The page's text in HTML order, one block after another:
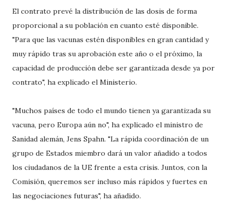
El contrato prevé la distribución de las dosis de forma
proporcional a su población en cuanto esté disponible.
"Para que las vacunas estén disponibles en gran cantidad y
muy rápido tras su aprobación este año o el próximo, la
capacidad de producción debe ser garantizada desde ya por
contrato", ha explicado el Ministerio.
"Muchos países de todo el mundo tienen ya garantizada su
vacuna, pero Europa aún no", ha explicado el ministro de
Sanidad alemán, Jens Spahn. "La rápida coordinación de un
grupo de Estados miembro dará un valor añadido a todos
los ciudadanos de la UE frente a esta crisis. Juntos, con la
Comisión, queremos ser incluso más rápidos y fuertes en
las negociaciones futuras", ha añadido.